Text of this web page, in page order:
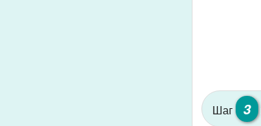
Шаг 3